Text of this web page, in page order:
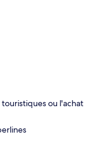
touristiques ou l'achat